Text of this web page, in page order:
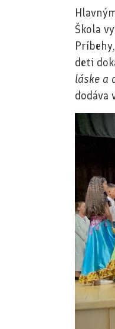
Škola
deti
láske a
dodáva